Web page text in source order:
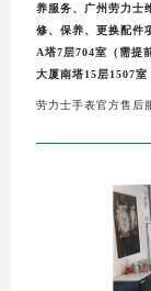
养服务、广州劳力士
修、保养、更换配件
A塔7层704室（需提
大厦南塔15层1507室
劳力士手表官方售后